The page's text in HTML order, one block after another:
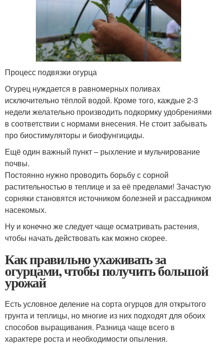
Процесс подвязки огурца
Огурец нуждается в равномерных поливах
исключительно тёплой водой. Кроме того, каждые 2-3
недели желательно производить подкормку удобрениями
в соответствии с нормами внесения. Не стоит забывать
про биостимуляторы и биофунгициды.
Ещё один важный пункт – рыхление и мульчирование
почвы.
Постоянно нужно проводить борьбу с сорной
растительностью в теплице и за её пределами! Зачастую
сорняки становятся источником болезней и рассадником
насекомых.
Ну и конечно же следует чаще осматривать растения,
чтобы начать действовать как можно скорее.
Как правильно ухаживать за
огурцами, чтобы получить большой
урожай
Есть условное деление на сорта огурцов для открытого
грунта и теплицы, но многие из них подходят для обоих
способов выращивания. Разница чаще всего в
характере роста и необходимости опыления.